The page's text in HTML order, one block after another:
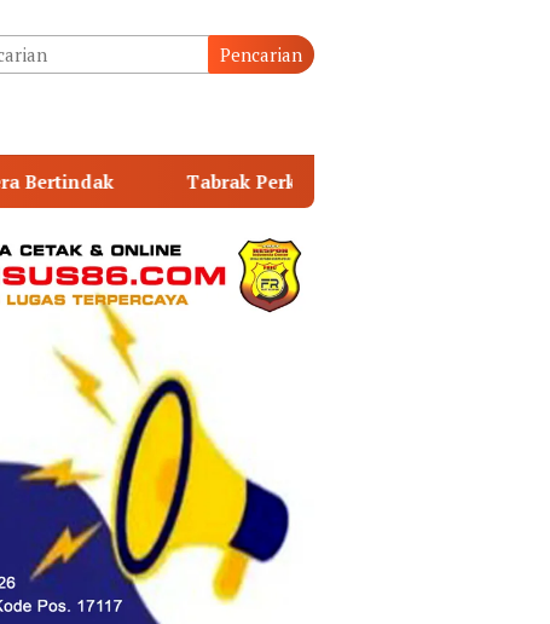
Pencarian
Eksekusi Fidusia, Praktik Dugaan Penarikan Paksa